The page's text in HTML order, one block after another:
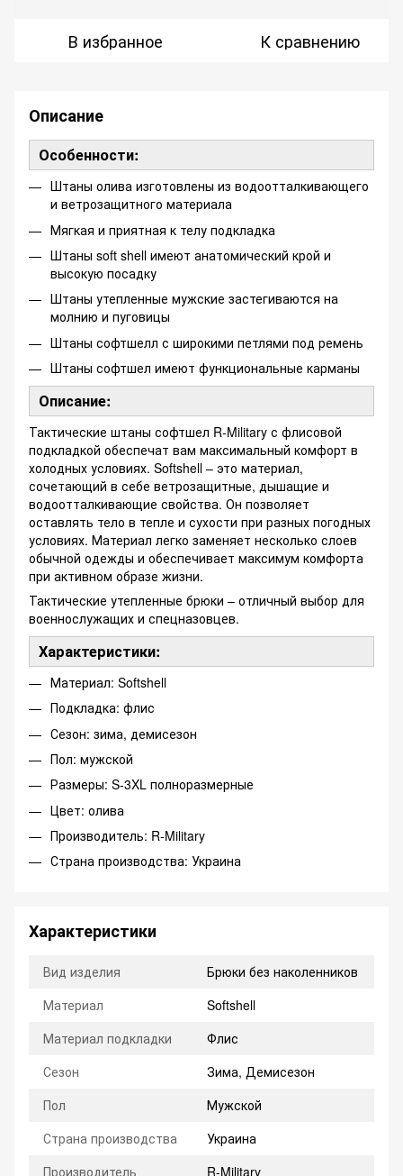
В избранное К сравнению
Описание
Особенности:
Штаны олива изготовлены из водоотталкивающего
и ветрозащитного материала
Мягкая и приятная к телу подкладка
Штаны soft shell имеют анатомический крой и
высокую посадку
Штаны утепленные мужские застегиваются на
молнию и пуговицы
Штаны софтшелл с широкими петлями под ремень
Штаны софтшел имеют функциональные карманы
Описание:
Тактические штаны софтшел R-Military с флисовой
подкладкой обеспечат вам максимальный комфорт в
холодных условиях. Softshell – это материал,
сочетающий в себе ветрозащитные, дышащие и
водоотталкивающие свойства. Он позволяет
оставлять тело в тепле и сухости при разных погодных
условиях. Материал легко заменяет несколько слоев
обычной одежды и обеспечивает максимум комфорта
при активном образе жизни.
Тактические утепленные брюки – отличный выбор для
военнослужащих и спецназовцев.
Характеристики:
Материал: Softshell
Подкладка: флис
Сезон: зима, демисезон
Пол: мужской
Размеры: S-3XL полноразмерные
Цвет: олива
Производитель: R-Military
Страна производства: Украина
Характеристики
Вид изделия
Брюки без наколенников
Материал
Softshell
Материал подкладки
Флис
Сезон
Зима, Демисезон
Пол
Мужской
Страна производства
Украина
Производитель
R-Military